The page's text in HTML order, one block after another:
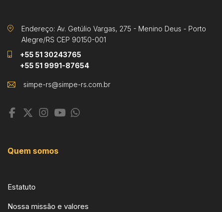
Endereço: Av. Getúlio Vargas, 275 - Menino Deus - Porto
Alegre/RS CEP 90150-001
+55 51 30243765
+55 51 9991-87654
Quem somos
Estatuto
Nossa missão e valores